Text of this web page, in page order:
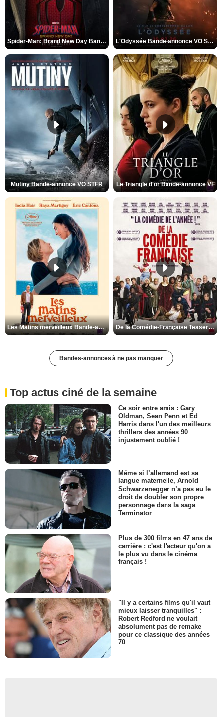
Spider-Man: Brand New Day Bande-annonce VO STFR L'Odyssée Bande-annonce VO STFR
Mutiny Bande-annonce VO STFR Le Triangle d'or Bande-annonce VF
Les Matins merveilleux Bande-annonce VF De la Comédie-Française Teaser VF
Bandes-annonces à ne pas manquer
Top actus ciné de la semaine
Ce soir entre amis : Gary
Oldman, Sean Penn et Ed
Harris dans l'un des meilleurs
thrillers des années 90
injustement oublié !
Même si l’allemand est sa
langue maternelle, Arnold
Schwarzenegger n’a pas eu le
droit de doubler son propre
personnage dans la saga
Terminator
Plus de 300 films en 47 ans de
carrière : c'est l'acteur qu'on a
le plus vu dans le cinéma
français !
"Il y a certains films qu'il vaut
mieux laisser tranquilles" :
Robert Redford ne voulait
absolument pas de remake
pour ce classique des années
70